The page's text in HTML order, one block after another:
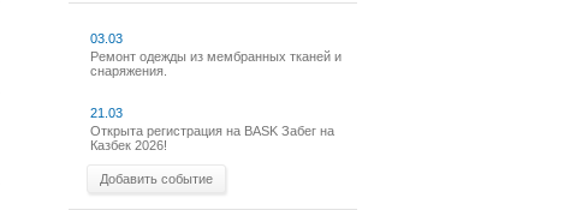
03.03
Ремонт одежды из мембранных тканей и
снаряжения.
21.03
Открыта регистрация на BASK Забег на
Казбек 2026!
Добавить событие